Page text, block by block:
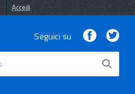
Accedi
Seguici su Facebook